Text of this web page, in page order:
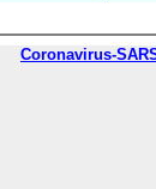
Coronavirus-